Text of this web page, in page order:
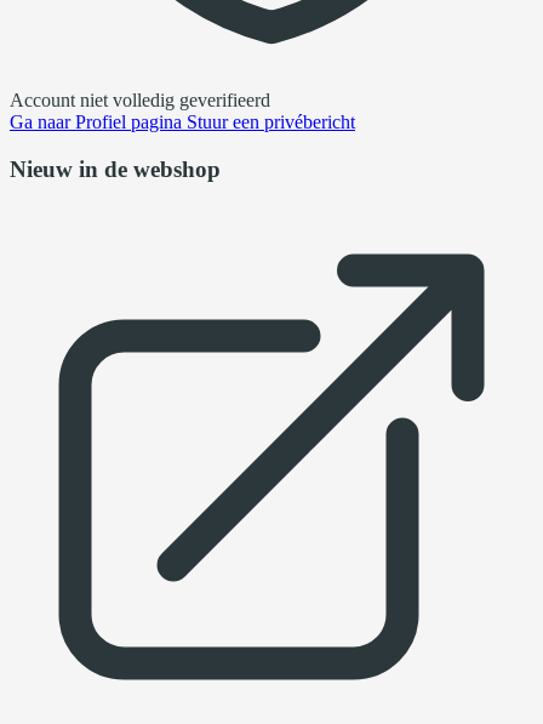
Account niet volledig geverifieerd
Ga naarProfiel pagina Stuur een privébericht
Nieuw in de webshop